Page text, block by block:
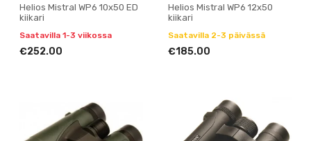
Helios Mistral WP6 10x50 ED
kiikari
Saatavilla 1-3 viikossa
€252.00
Helios Mistral WP6 12x50
kiikari
Saatavilla 2-3 päivässä
€185.00